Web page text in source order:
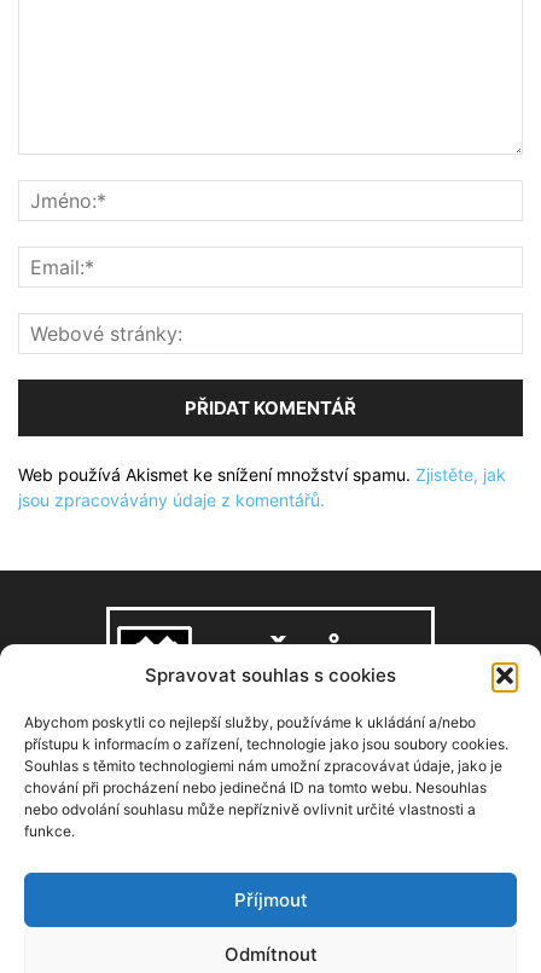
Spravovat souhlas s cookies
Abychom poskytli co nejlepší služby, používáme k ukládání a/nebo
přístupu k informacím o zařízení, technologie jako jsou soubory cookies.
Souhlas s těmito technologiemi nám umožní zpracovávat údaje, jako je
chování při procházení nebo jedinečná ID na tomto webu. Nesouhlas
nebo odvolání souhlasu může nepříznivě ovlivnit určité vlastnosti a
funkce.
Příjmout
Odmítnout
Web používá Akismet ke snížení množství spamu. Zjistěte, jak
jsou zpracovávány údaje z komentářů.
O NÁS
NÁSLEDUJ NÁS